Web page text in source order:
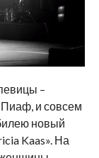
–
и совсем
новый
Kaas». На